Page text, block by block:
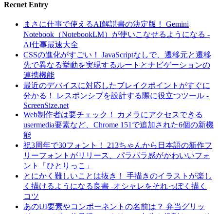
Recnet Entry
まさに仕事で使えるAI解説書の決定版！ Gemini
Notebook（NotebookLM）が使いこなせるようになる -
AI仕事最速大全
CSSの進化がすごい！ JavaScriptなしで、遷移元と遷移
先で異なる挙動を実現するルートとナビゲーションの
連携機能
最近のデバイスに対応したブレイクポイントがすぐに
分かる！ レスポンシブを設計する際に役立つツール -
ScreenSize.net
Web制作者は要チェック！ カメラにアクセスできる
usermedia要素など、Chrome 151で追加された6個の新機
能
祝3周年で30フォント！ 213ちゃんから日本語の新作フ
リーフォントがリリース、パラパラ感がかわいいフォ
ント「ひとりっこ」
とにかく難しいことは抜き！ 手描きのイラストが楽し
く描けるようになる良書 -オシャレをそれっぽく描く
コツ
あのUI要素やコンポーネントの名前は？ 弁当グリッ